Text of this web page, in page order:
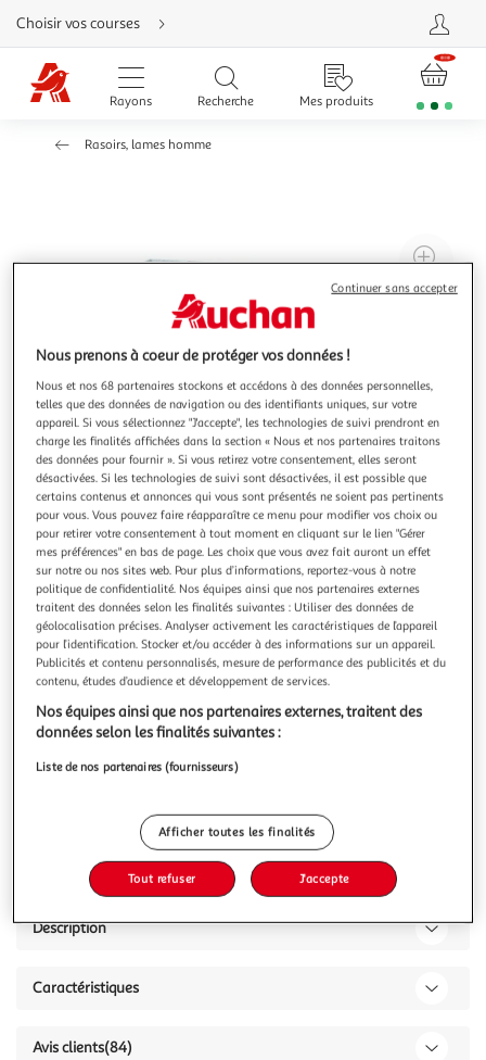
Aller
directement
au
contenu
Aller
directement
Aller
Choisir vos courses
Rayons Recherche Mes produits
Rasoirs, lames homme
4.6 (84)
GILLETTE
Intimate tondeuse corps
La tondeuse Gillette zone intime est conçue pour tailler
facilement et en toute sécurité. Douce pour la peau de la
zone intime, la technologie SkinFirst aide à prévenir
entailles, coupures et irritations dues au rasage. Pour votre
sensible afin d
En savoir +
Vous voulez connaître le prix de ce produit ?
Afficher le prix
Description
Caractéristiques
Avis clients(84)
Nous prenons à coeur de protéger vos données !
Nous et nos 68 partenaires stockons et accédons à des données personnelles,
telles que des données de navigation ou des identifiants uniques, sur votre
appareil. Si vous sélectionnez "J'accepte", les technologies de suivi prendront en
charge les finalités affichées dans la section « Nous et nos partenaires traitons
des données pour fournir ». Si vous retirez votre consentement, elles seront
désactivées. Si les technologies de suivi sont désactivées, il est possible que
certains contenus et annonces qui vous sont présentés ne soient pas pertinents
pour vous. Vous pouvez faire réapparaître ce menu pour modifier vos choix ou
pour retirer votre consentement à tout moment en cliquant sur le lien "Gérer
mes préférences" en bas de page. Les choix que vous avez fait auront un effet
sur notre ou nos sites web. Pour plus d’informations, reportez-vous à notre
politique de confidentialité. Nos équipes ainsi que nos partenaires externes
traitent des données selon les finalités suivantes : Utiliser des données de
géolocalisation précises. Analyser activement les caractéristiques de l’appareil
pour l’identification. Stocker et/ou accéder à des informations sur un appareil.
Publicités et contenu personnalisés, mesure de performance des publicités et du
contenu, études d’audience et développement de services.
Nos équipes ainsi que nos partenaires externes, traitent des
données selon les finalités suivantes :
Liste de nos partenaires (fournisseurs)
Afficher toutes les finalités
Tout refuser J'accepte
Continuer sans accepter